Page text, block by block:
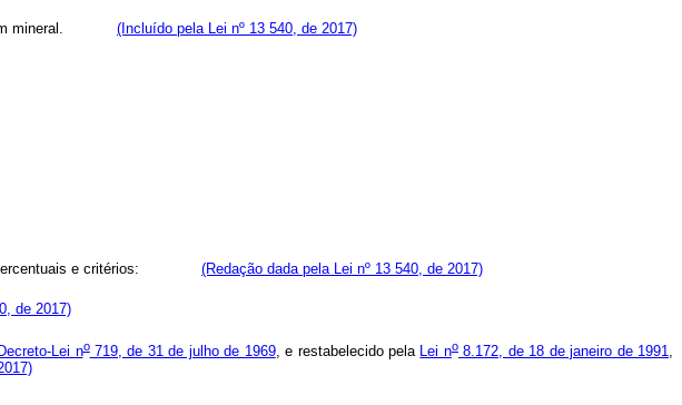
bem mineral. (Incluído pela Lei nº 13 540, de 2017)
percentuais e critérios: (Redação dada pela Lei nº 13 540, de 2017)
de 2017)
Decreto-Lei no719, de 31 de julho de 1969, e restabelecido pela Lei no8.172, de 18 de janeiro de 1991